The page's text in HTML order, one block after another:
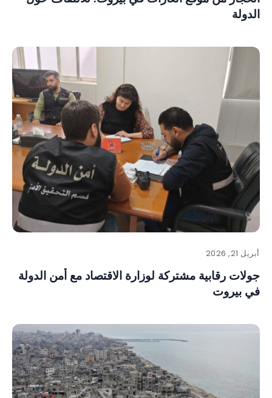
الدولة
أبريل 21, 2026
جولات رقابية مشتركة لوزارة الاقتصاد مع أمن الدولة
في بيروت